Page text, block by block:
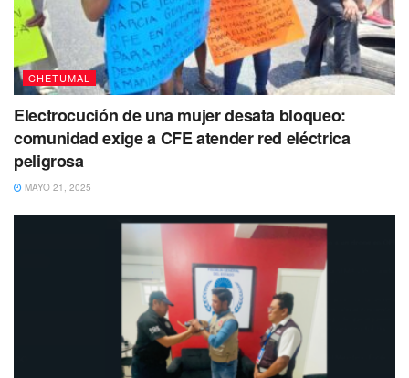
CHETUMAL
Electrocución de una mujer desata bloqueo:
comunidad exige a CFE atender red eléctrica
peligrosa
MAYO 21, 2025